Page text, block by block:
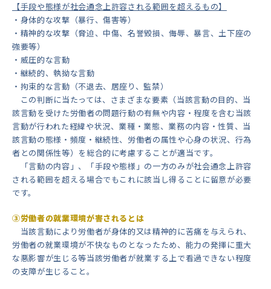
【手段や態様が社会通念上許容される範囲を超えるもの】
・身体的な攻撃（暴行、傷害等）
・精神的な攻撃（脅迫、中傷、名誉毀損、侮辱、暴言、土下座の
強要等）
・威圧的な言動
・継続的、執拗な言動
・拘束的な言動（不退去、居座り、監禁）
この判断に当たっては、さまざまな要素（当該言動の目的、当
該言動を受けた労働者の問題行動の有無や内容・程度を含む当該
言動が行われた経緯や状況、業種・業態、業務の内容・性質、当
該言動の態様・頻度・継続性、労働者の属性や心身の状況、行為
者との関係性等）を総合的に考慮することが適当です。
「言動の内容」、「手段や態様」の一方のみが社会通念上許容
される範囲を超える場合でもこれに該当し得ることに留意が必要
です。
③労働者の就業環境が害されるとは
当該言動により労働者が身体的又は精神的に苦痛を与えられ、
労働者の就業環境が不快なものとなったため、能力の発揮に重大
な悪影響が生じる等当該労働者が就業する上で看過できない程度
の支障が生じること。